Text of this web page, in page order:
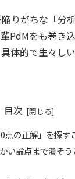
りがちな「分
PdMをも巻き
体的で生々し
目次
点の正解」を探す
い論点まで潰そ